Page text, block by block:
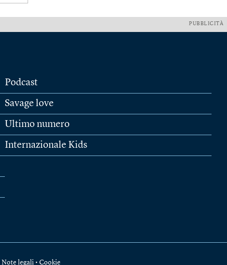
PUBBLICITÀ
Podcast
Savage love
Ultimo numero
Internazionale Kids
Note legali • Cookie